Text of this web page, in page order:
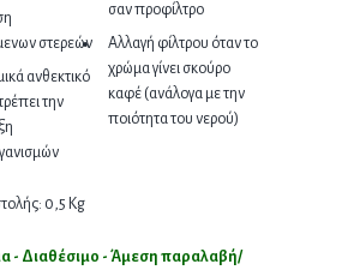
στερεών
ανθεκτικό
την
σαν προφίλτρο
Αλλαγή φίλτρου όταν το
χρώμα γίνει σκούρο
καφέ (ανάλογα με την
ποιότητα του νερού)
0,5 Kg
- Διαθέσιμο - Άμεση παραλαβή/